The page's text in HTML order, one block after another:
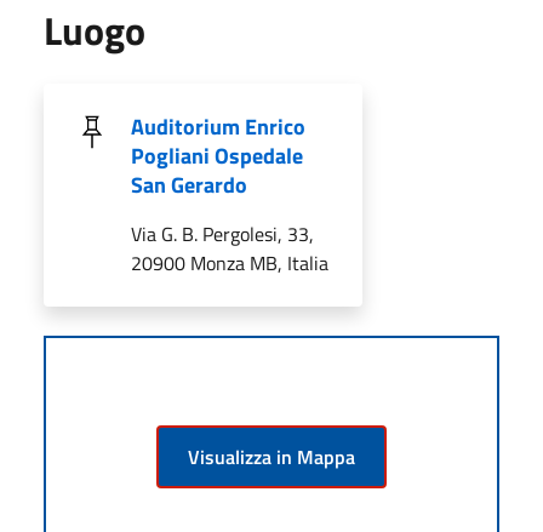
Luogo
Auditorium Enrico
Pogliani Ospedale
San Gerardo
Via G. B. Pergolesi, 33,
20900 Monza MB, Italia
Visualizza in Mappa